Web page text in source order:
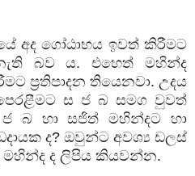
අද ගෝඨාභය ඉවත් කිරීමට
නැති බව ය. එහෙත් මහින්ද
ප්‍රතිපාදන තියෙනවා. උදය
ස ජ බ සමග වුවත්
බ හා සජිත් මහින්දට හා
ද? ඔවුන්ට අවශ්‍ය ඩලස්
මහින්ද ද ලිපිය කියවන්න.